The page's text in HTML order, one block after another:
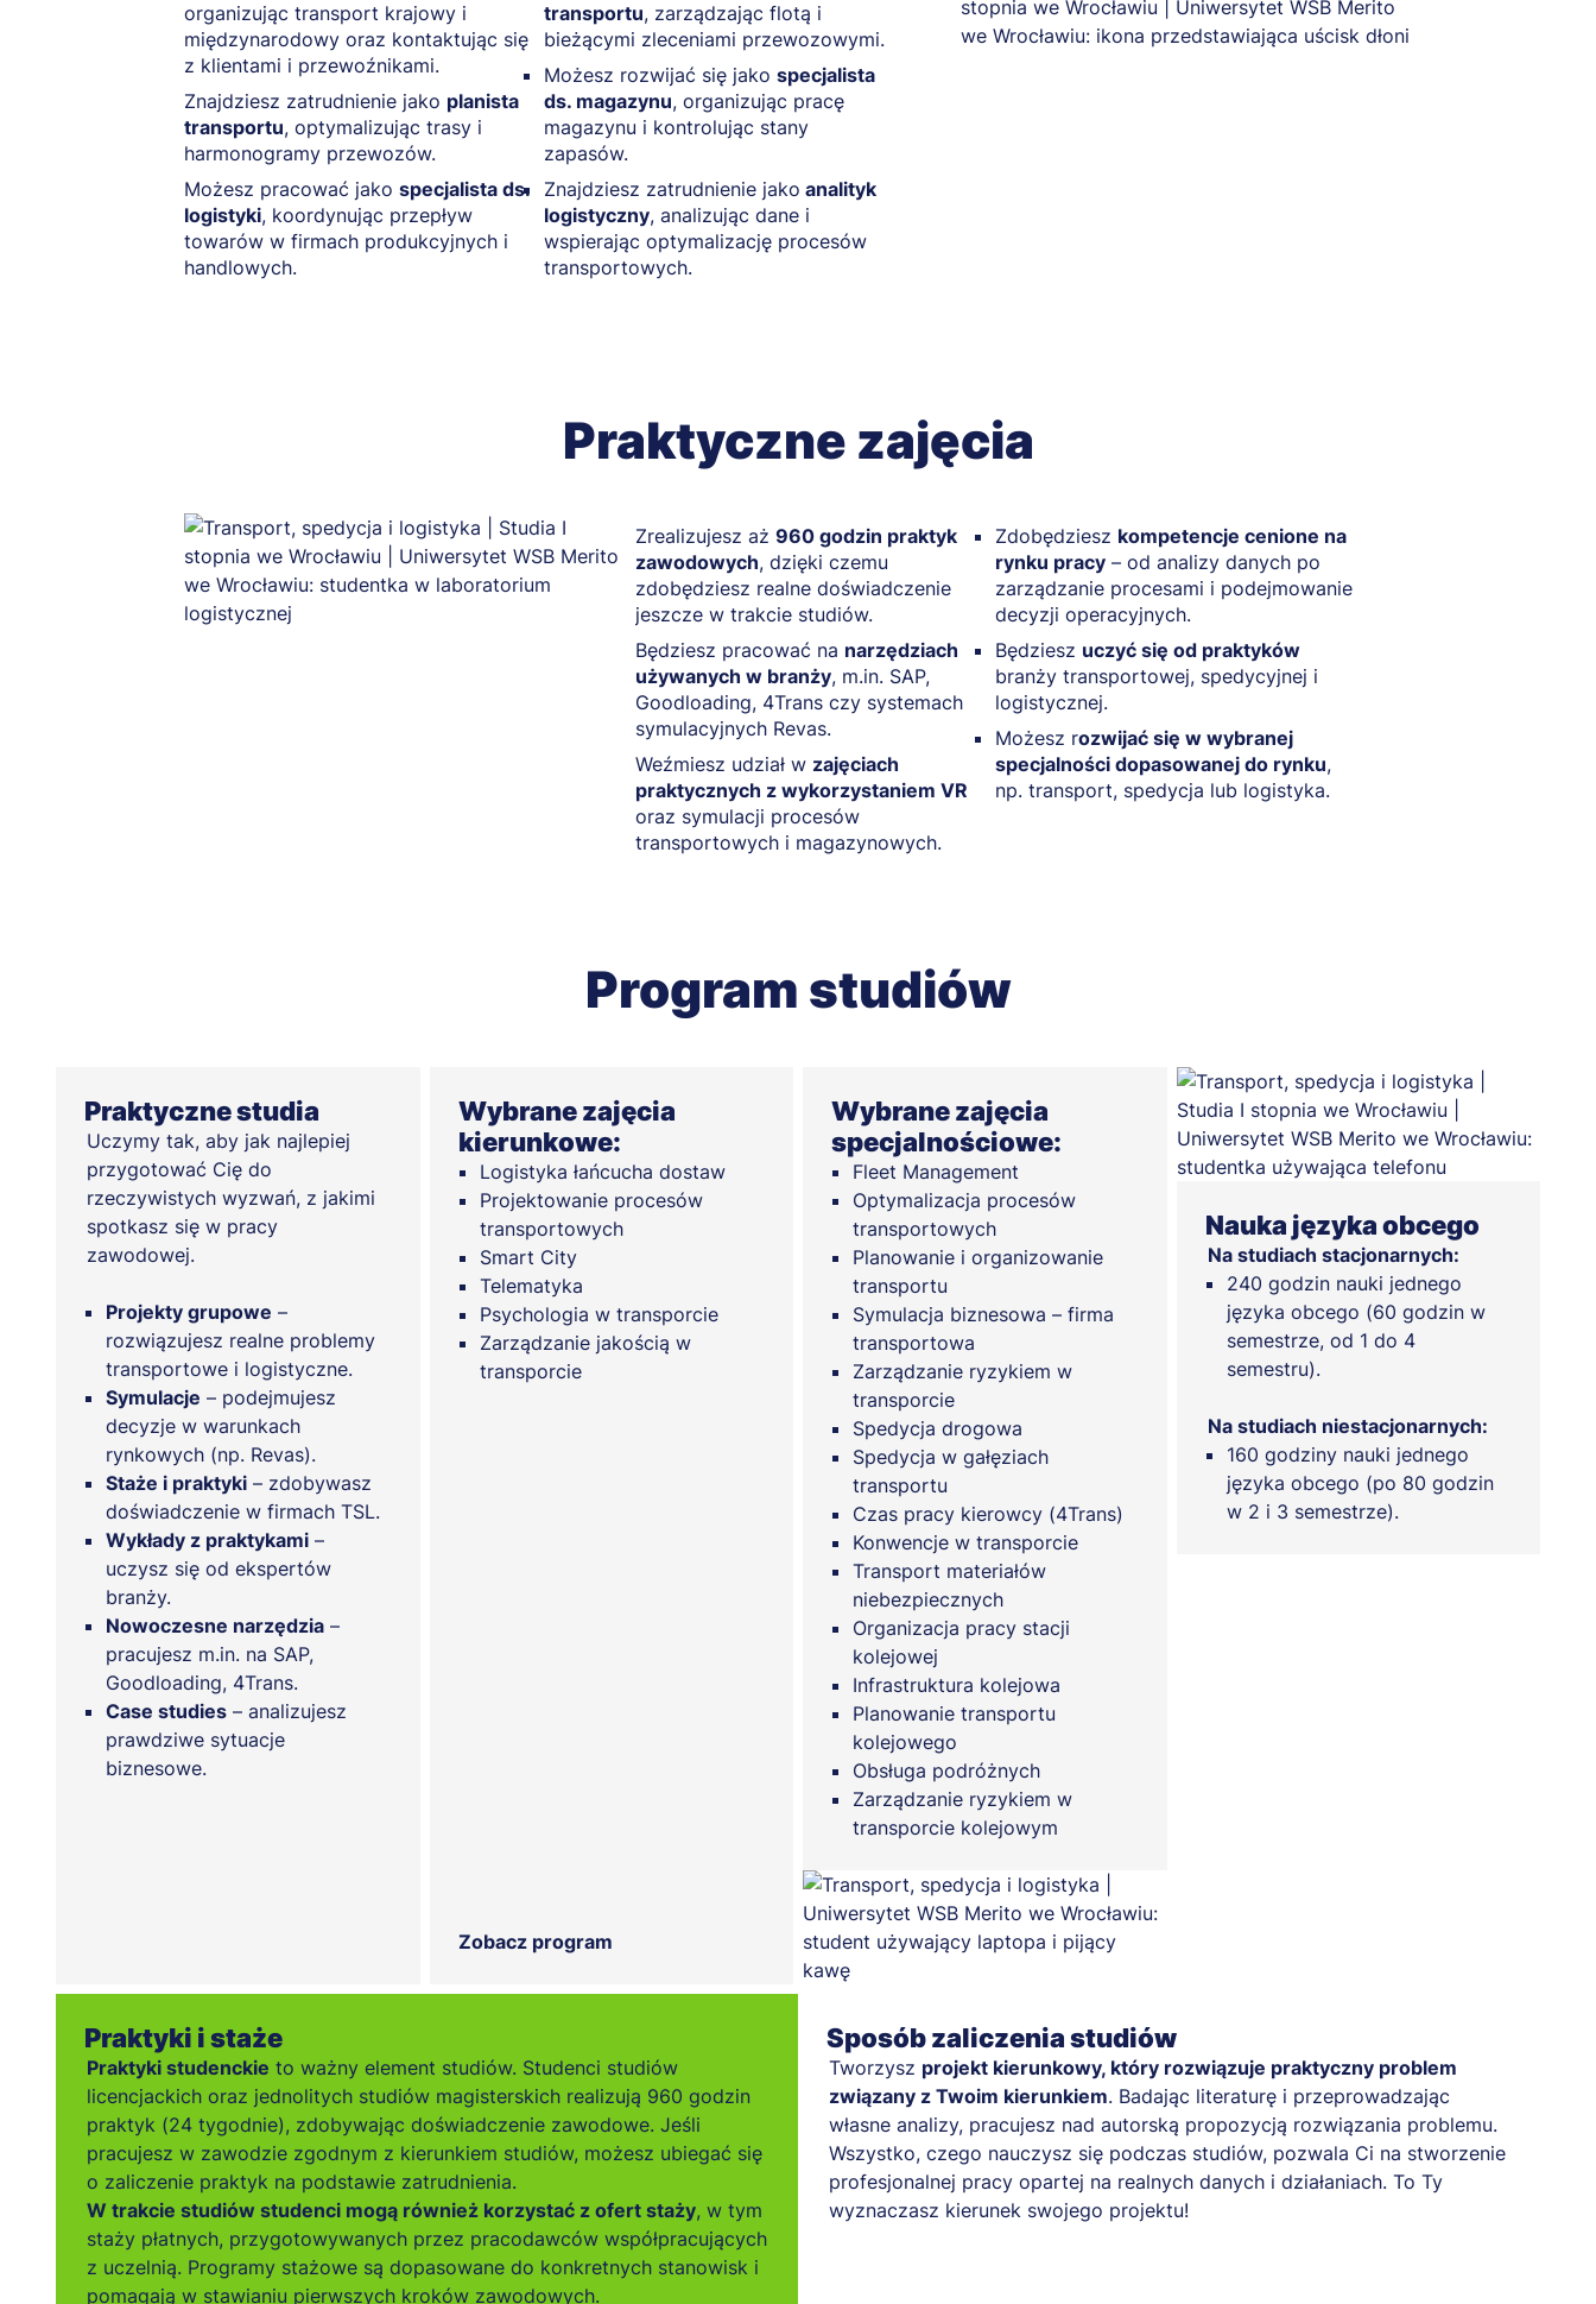
organizując transport krajowy i
międzynarodowy oraz kontaktując się
z klientami i przewoźnikami.
Znajdziesz zatrudnienie jako planista
transportu, optymalizując trasy i
harmonogramy przewozów.
Możesz pracować jako specjalista ds.
logistyki, koordynując przepływ
towarów w firmach produkcyjnych i
handlowych.
transportu, zarządzając flotą i
bieżącymi zleceniami przewozowymi.
Możesz rozwijać się jako specjalista
ds. magazynu, organizując pracę
magazynu i kontrolując stany
zapasów.
Znajdziesz zatrudnienie jako analityk
logistyczny, analizując dane i
wspierając optymalizację procesów
transportowych.
Praktyczne zajęcia
Zrealizujesz aż 960 godzin praktyk
zawodowych, dzięki czemu
zdobędziesz realne doświadczenie
jeszcze w trakcie studiów.
Będziesz pracować na narzędziach
używanych w branży, m.in. SAP,
Goodloading, 4Trans czy systemach
symulacyjnych Revas.
Weźmiesz udział w zajęciach
praktycznych z wykorzystaniem VR
oraz symulacji procesów
transportowych i magazynowych.
Zdobędziesz kompetencje cenione na
rynku pracy – od analizy danych po
zarządzanie procesami i podejmowanie
decyzji operacyjnych.
Będziesz uczyć się od praktyków
branży transportowej, spedycyjnej i
logistycznej.
Możesz rozwijać się w wybranej
specjalności dopasowanej do rynku,
np. transport, spedycja lub logistyka.
Program studiów
Praktyczne studia
Uczymy tak, aby jak najlepiej
przygotować Cię do
rzeczywistych wyzwań, z jakimi
spotkasz się w pracy
zawodowej.
Projekty grupowe –
rozwiązujesz realne problemy
transportowe i logistyczne.
Symulacje – podejmujesz
decyzje w warunkach
rynkowych (np. Revas).
Staże i praktyki – zdobywasz
doświadczenie w firmach TSL.
Wykłady z praktykami –
uczysz się od ekspertów
branży.
Nowoczesne narzędzia –
pracujesz m.in. na SAP,
Goodloading, 4Trans.
Case studies – analizujesz
prawdziwe sytuacje
biznesowe.
Wybrane zajęcia
kierunkowe:
Logistyka łańcucha dostaw
Projektowanie procesów
transportowych
Smart City
Telematyka
Psychologia w transporcie
Zarządzanie jakością w
transporcie
Zobacz program
Wybrane zajęcia
specjalnościowe:
Fleet Management
Optymalizacja procesów
transportowych
Planowanie i organizowanie
transportu
Symulacja biznesowa – firma
transportowa
Zarządzanie ryzykiem w
transporcie
Spedycja drogowa
Spedycja w gałęziach
transportu
Czas pracy kierowcy (4Trans)
Konwencje w transporcie
Transport materiałów
niebezpiecznych
Organizacja pracy stacji
kolejowej
Infrastruktura kolejowa
Planowanie transportu
kolejowego
Obsługa podróżnych
Zarządzanie ryzykiem w
transporcie kolejowym
Nauka języka obcego
Na studiach stacjonarnych:
240 godzin nauki jednego
języka obcego (60 godzin w
semestrze, od 1 do 4
semestru).
Na studiach niestacjonarnych:
160 godziny nauki jednego
języka obcego (po 80 godzin
w 2 i 3 semestrze).
Praktyki i staże
Praktyki studenckie to ważny element studiów. Studenci studiów
licencjackich oraz jednolitych studiów magisterskich realizują 960 godzin
praktyk (24 tygodnie), zdobywając doświadczenie zawodowe. Jeśli
pracujesz w zawodzie zgodnym z kierunkiem studiów, możesz ubiegać się
o zaliczenie praktyk na podstawie zatrudnienia.
W trakcie studiów studenci mogą również korzystać z ofert staży, w tym
staży płatnych, przygotowywanych przez pracodawców współpracujących
z uczelnią. Programy stażowe są dopasowane do konkretnych stanowisk i
pomagają w stawianiu pierwszych kroków zawodowych.
Sposób zaliczenia studiów
Tworzysz projekt kierunkowy, który rozwiązuje praktyczny problem
związany z Twoim kierunkiem. Badając literaturę i przeprowadzając
własne analizy, pracujesz nad autorską propozycją rozwiązania problemu.
Wszystko, czego nauczysz się podczas studiów, pozwala Ci na stworzenie
profesjonalnej pracy opartej na realnych danych i działaniach. To Ty
wyznaczasz kierunek swojego projektu!